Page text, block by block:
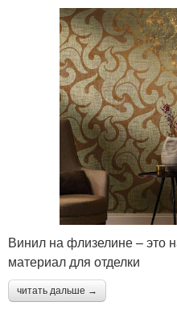
Винил на флизелине – это
материал для отделки
читать дальше →